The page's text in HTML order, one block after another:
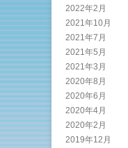
2022年2月
2021年10月
2021年7月
2021年5月
2021年3月
2020年8月
2020年6月
2020年4月
2020年2月
2019年12月